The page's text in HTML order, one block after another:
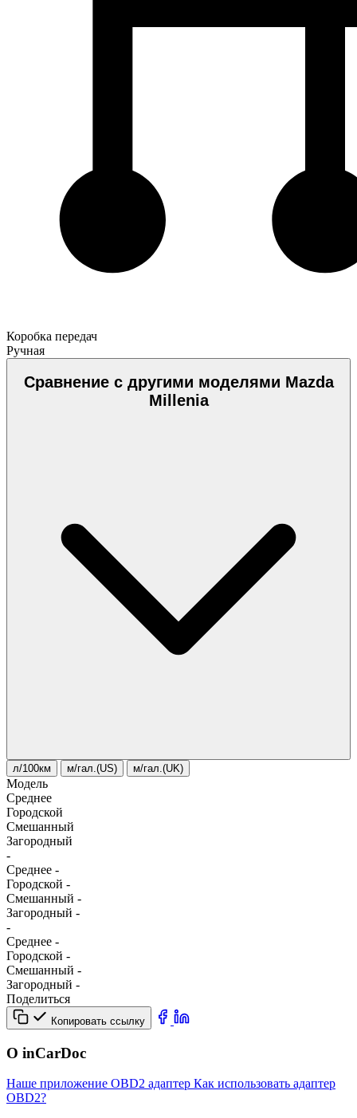
Коробка передач
Ручная
Сравнение с другими моделями Mazda
Millenia
л/100км м/гал.(US) м/гал.(UK)
Модель
Среднее
Городской
Смешанный
Загородный
-
Среднее -
Городской -
Смешанный -
Загородный -
-
Среднее -
Городской -
Смешанный -
Загородный -
Поделиться
Копировать ссылку
О inCarDoc
Наше приложение OBD2 адаптер Как использовать адаптер
OBD2?